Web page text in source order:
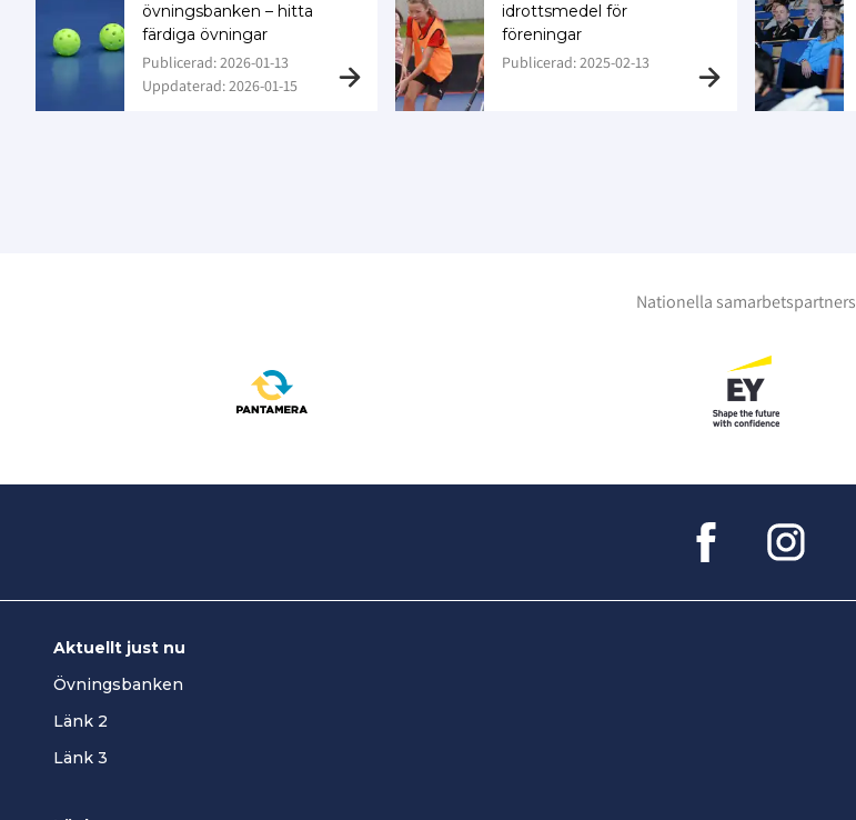
övningsbanken – hitta
färdiga övningar
Publicerad: 2026-01-13
Uppdaterad: 2026-01-15
idrottsmedel för
föreningar
Publicerad: 2025-02-13
Nationella samarbetspartners
Aktuellt just nu
Övningsbanken
Länk 2
Länk 3